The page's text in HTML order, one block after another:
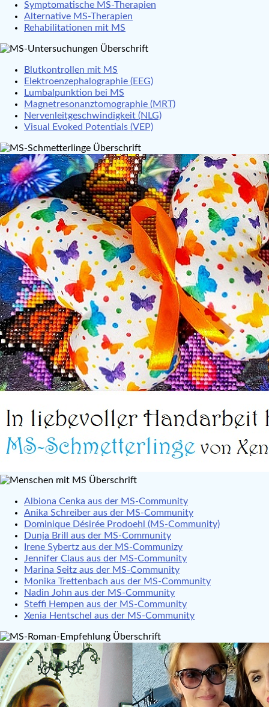
Symptomatische MS-Therapien
Alternative MS-Therapien
Rehabilitationen mit MS
Blutkontrollen mit MS
Elektroenzephalographie (EEG)
Lumbalpunktion bei MS
Magnetresonanztomographie (MRT)
Nervenleitgeschwindigkeit (NLG)
Visual Evoked Potentials (VEP)
Albiona Cenka aus der MS-Community
Anika Schreiber aus der MS-Community
Dominique Désirée Prodoehl (MS-Community)
Dunja Brill aus der MS-Community
Irene Sybertz aus der MS-Communizy
Jennifer Claus aus der MS-Community
Marina Seitz aus der MS-Community
Monika Trettenbach aus der MS-Community
Nadin John aus der MS-Community
Steffi Hempen aus der MS-Community
Xenia Hentschel aus der MS-Community